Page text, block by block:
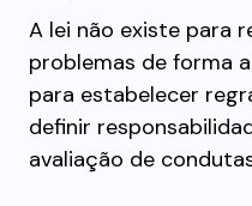
A lei não existe para
problemas de forma
para estabelecer
definir
avaliação de